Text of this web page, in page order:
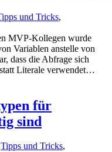
und Tricks,
MVP-Kollegen wurde
Variablen anstelle von
dass die Abfrage sich
Literale verwendet…
für
sind
Tipps und Tricks,